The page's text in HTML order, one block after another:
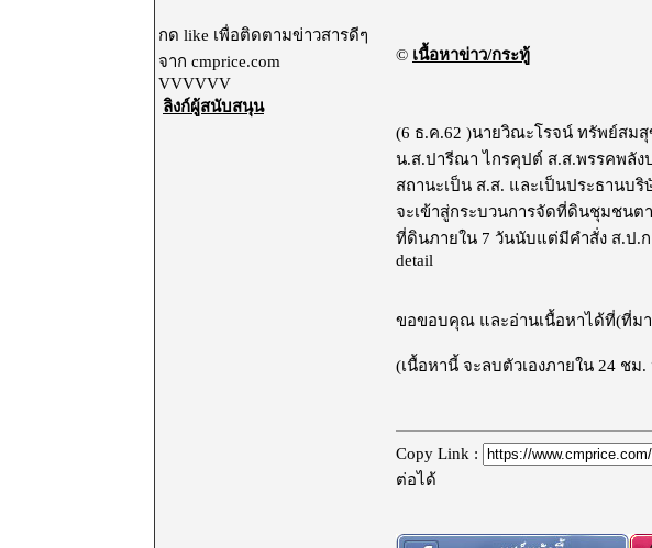
กด like เพื่อติดตามข่าวสารดีๆ
จาก cmprice.com
VVVVVV
ลิงก์ผู้สนับสนุน
© เนื้อหาข่าว/กระทู้
(6 ธ.ค.62 )นายวิณะโรจน์ ทรัพย์สม
น.ส.ปารีณา ไกรคุปต์ ส.ส.พรรคพลัง
สถานะเป็น ส.ส. และเป็นประธาน
จะเข้าสู่กระบวนการจัดที่ดินชุมชนต
ที่ดินภายใน 7 วันนับแต่มีคำสั่ง ส.ป.ก
detail
ขอขอบคุณ และอ่านเนื้อหาได้ที่(ที่มา
(เนื้อหานี้ จะลบตัวเองภายใน 24 ช
Copy Link :
ต่อได้